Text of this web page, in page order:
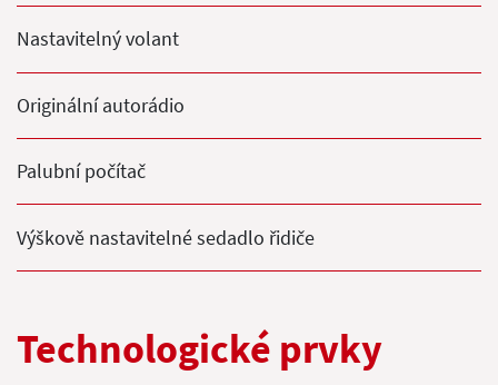
Nastavitelný volant
Originální autorádio
Palubní počítač
Výškově nastavitelné sedadlo řidiče
Technologické prvky